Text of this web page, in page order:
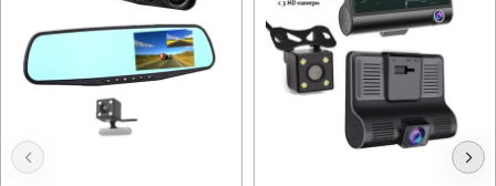
Видеорегистратор с 2 камери,
Видеорегистратор с 3 камери Full